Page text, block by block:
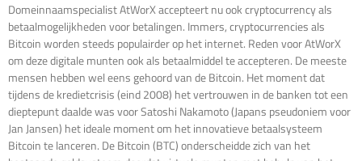
Domeinnaamspecialist AtWorX accepteert nu ook cryptocurrency als
betaalmogelijkheden voor betalingen. Immers, cryptocurrencies als
Bitcoin worden steeds populairder op het internet. Reden voor AtWorX
om deze digitale munten ook als betaalmiddel te accepteren. De meeste
mensen hebben wel eens gehoord van de Bitcoin. Het moment dat
tijdens de kredietcrisis (eind 2008) het vertrouwen in de banken tot een
dieptepunt daalde was voor Satoshi Nakamoto (Japans pseudoniem voor
Jan Jansen) het ideale moment om het innovatieve betaalsysteem
Bitcoin te lanceren. De Bitcoin (BTC) onderscheidde zich van het